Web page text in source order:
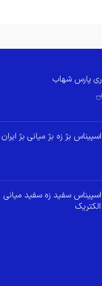
پارس شهاب
بژ زه بژ میانی بژ ایران
اسپیناس سفید زه سفید میانی